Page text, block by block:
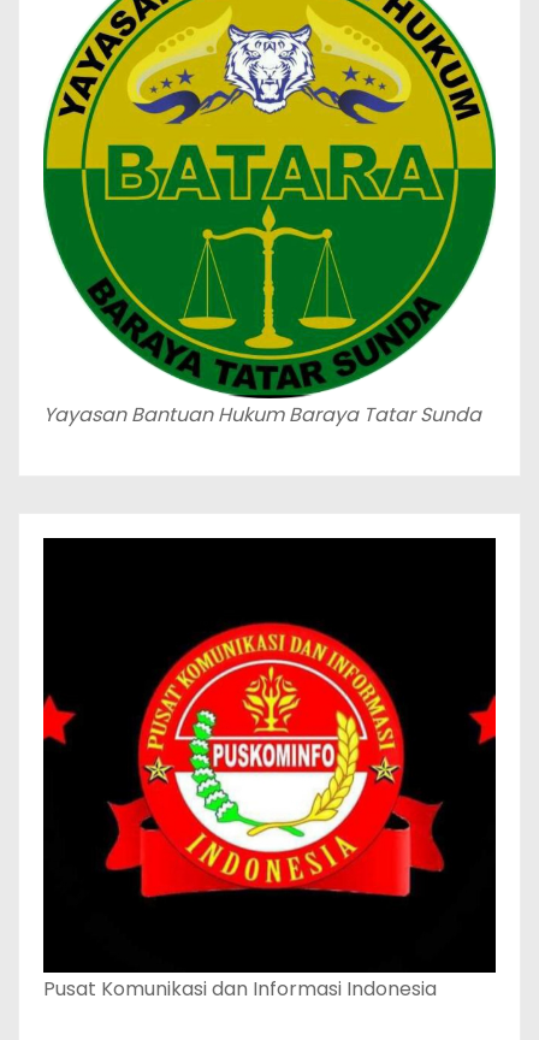
Yayasan Bantuan Hukum Baraya Tatar Sunda
Pusat Komunikasi dan Informasi Indonesia